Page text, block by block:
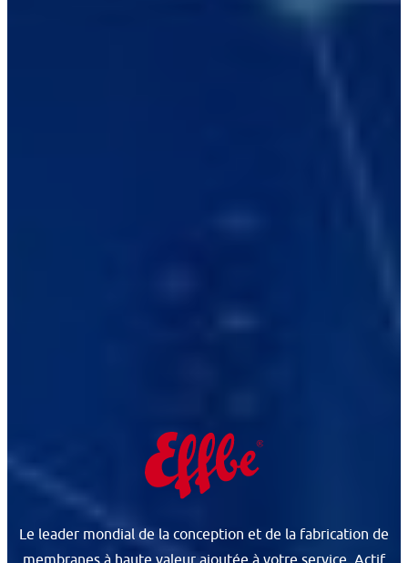
Le leader mondial de la conception et de la fabrication de
membranes à haute valeur ajoutée à votre service. Actif